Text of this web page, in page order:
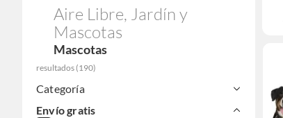
Aire Libre, Jardín y
Mascotas
Mascotas
resultados (190)
Categoría
Envío gratis